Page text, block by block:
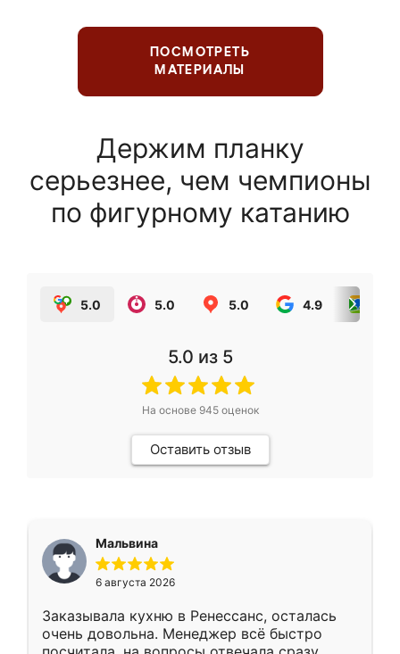
ПОСМОТРЕТЬ
МАТЕРИАЛЫ
Держим планку
серьезнее, чем чемпионы
по фигурному катанию
5.0 5.0 5.0 4.9
5.0 из 5
На основе 945оценок
Оставить отзыв
Мальвина
6 августа 2026
Заказывала кухню в Ренессанс, осталась
очень довольна. Менеджер всё быстро